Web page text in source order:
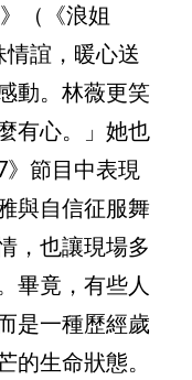
（《浪姐
誼，暖心送
動。林薇更笑
有心。」她也
》節目中表現
與自信征服舞
，也讓現場多
畢竟，有些人
是一種歷經歲
的生命狀態。